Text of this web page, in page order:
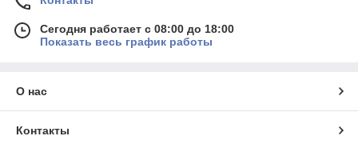
Сегодня работает с 08:00 до 18:00
Показать весь график работы
О нас
Контакты